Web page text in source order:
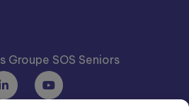
Groupe SOS Seniors